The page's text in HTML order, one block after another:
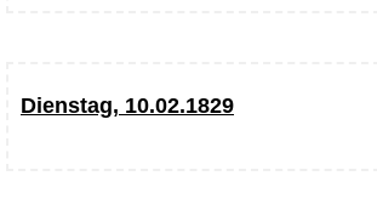
Dienstag, 10.02.1829